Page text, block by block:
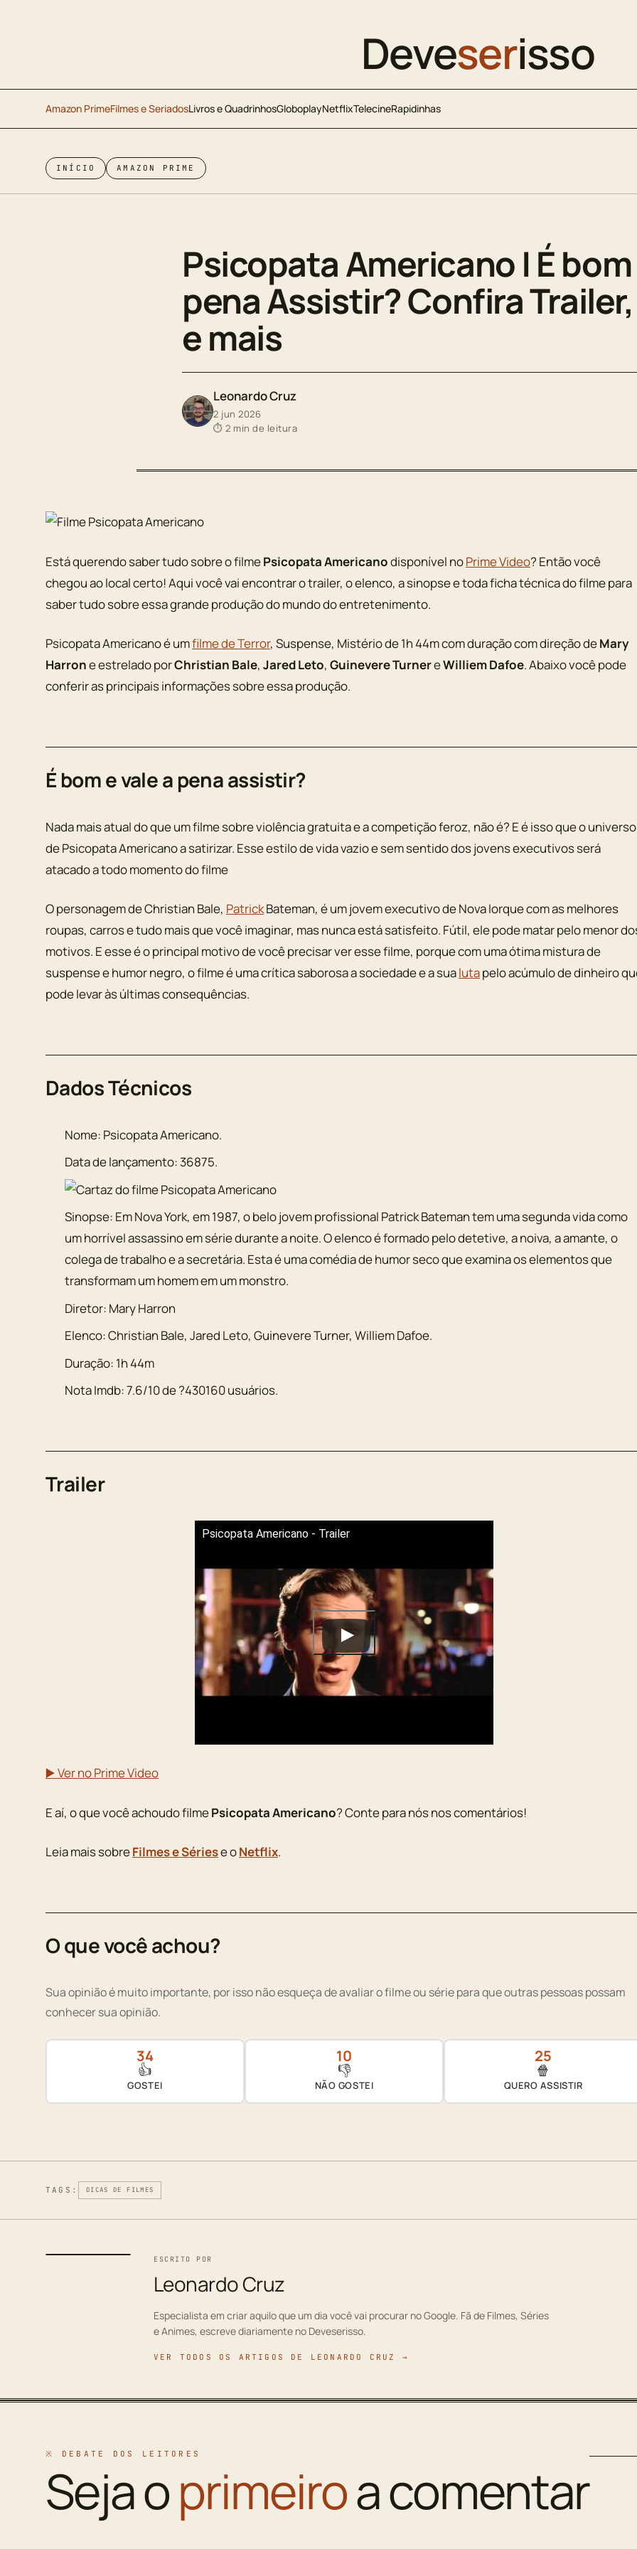
Deveserisso
Amazon PrimeFilmes e SeriadosLivros e QuadrinhosGloboplayNetflixTelecineRapidinhas
INÍCIO AMAZON PRIME
Psicopata Americano | É bom
pena Assistir? Confira
e mais
Leonardo Cruz
2 jun 2026
⏱ 2 min de leitura
Está querendo saber tudo sobre o filmePsicopata Americanodisponível noPrime Video? Então você
chegou ao local certo! Aqui você vai encontrar o trailer, o elenco, a sinopse e toda ficha técnica do filme para
saber tudo sobre essa grande produção do mundo do entretenimento.
Psicopata Americano é umfilme de Terror, Suspense, Mistério de 1h 44m com duração com direção deMary
Harrone estrelado porChristian Bale, Jared Leto, Guinevere TurnereWilliem Dafoe. Abaixo você pode
conferir as principais informações sobre essa produção.
É bom e vale a pena assistir?
Nada mais atual do que um filme sobre violência gratuita e a competição feroz, não é? E é isso que o universo
de Psicopata Americano a satirizar. Esse estilo de vida vazio e sem sentido dos jovens executivos será
atacado a todo momento do filme
O personagem de Christian Bale, PatrickBateman, é um jovem executivo de Nova Iorque com as melhores
roupas, carros e tudo mais que você imaginar, mas nunca está satisfeito. Fútil, ele pode matar pelo menor
motivos. E esse é o principal motivo de você precisar ver esse filme, porque com uma ótima mistura de
suspense e humor negro, o filme é uma crítica saborosa a sociedade e a sualutapelo acúmulo de dinheiro
pode levar às últimas consequências.
Dados Técnicos
Nome: Psicopata Americano.
Data de lançamento:36875.
Sinopse: Em Nova York, em 1987, o belo jovem profissional Patrick Bateman tem uma segunda vida como
um horrível assassino em série durante a noite. O elenco é formado pelo detetive, a noiva, a amante, o
colega de trabalho e a secretária. Esta é uma comédia de humor seco que examina os elementos que
transformam um homem em um monstro.
Diretor: Mary Harron
Elenco:Christian Bale,Jared Leto,Guinevere Turner,Williem Dafoe.
Duração: 1h 44m
Nota Imdb:7.6/10de?430160usuários.
Trailer
Psicopata Americano - Trailer
▶️ Ver no Prime Video
E aí, o que você achoudo filmePsicopata Americano? Conte para nós nos comentários!
Leia mais sobreFilmes e Sériese oNetflix.
O que você achou?
Sua opinião é muito importante, por isso não esqueça de avaliar o filme ou série para que outras pessoas possam
conhecer sua opinião.
34
👍
GOSTEI
10
👎
NÃO GOSTEI
25
🍿
QUERO ASSISTIR
TAGS: DICAS DE FILMES
ESCRITO POR
Leonardo Cruz
Especialista em criar aquilo que um dia você vai procurar no Google. Fã de Filmes, Séries
e Animes, escreve diariamente no Deveserisso.
VER TODOS OS ARTIGOS DE LEONARDO CRUZ →
※ DEBATE DOS LEITORES
Seja oprimeiroa comentar